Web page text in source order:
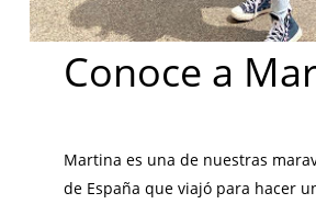
Conoce a
Martina es una de nuestras
de España que viajó para hacer